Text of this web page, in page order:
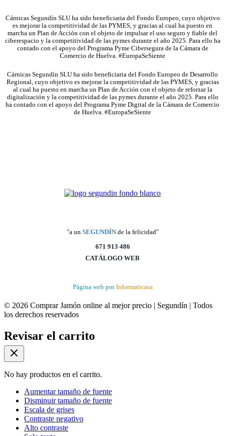
Cárnicas Segundín SLU ha sido beneficiaria del Fondo Europeo, cuyo objetivo
es mejorar la competitividad de las PYMES, y gracias al cual ha puesto en
marcha un Plan de Acción con el objeto de impulsar el uso seguro y fiable del
ciberespacio y la competitividad de las pymes durante el año 2025. Para ello ha
contado con el apoyo del Programa Pyme Cibersegura de la Cámara de
Comercio de Huelva. #EuropaSeSiente
Cárnicas Segundín SLU ha sido beneficiaria del Fondo Europeo de Desarrollo
Regional, cuyo objetivo es mejorar la competitividad de las PYMES, y gracias
al cual ha puesto en marcha un Plan de Acción con el objeto de reforzar la
digitalización y la competitividad de las pymes durante el año 2025. Para ello
ha contado con el apoyo del Programa Pyme Digital de la Cámara de Comercio
de Huelva. #EuropaSeSiente
"a un SEGUNDÍNde la felicidad"
671 913 486
CATÁLOGO WEB
Página web porInformaticasa
© 2026 Comprar Jamón online al mejor precio | Segundín | Todos
los derechos reservados
Revisar el carrito
No hay productos en el carrito.
Aumentar tamaño de fuente
Disminuir tamaño de fuente
Escala de grises
Contraste negativo
Alto contraste